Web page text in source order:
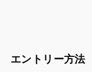
エントリー方法